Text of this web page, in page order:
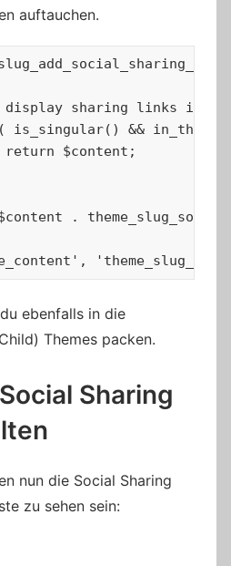
auftauchen.
ebenfalls in die
Themes packen.
Sharing
nun die Social Sharing
zu sehen sein: